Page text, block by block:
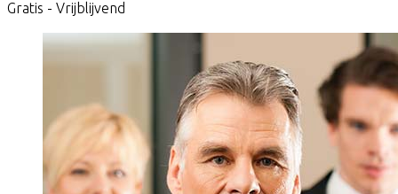
Gratis - Vrijblijvend